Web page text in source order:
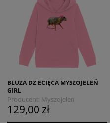
BLUZA DZIECIĘCA MYSZOJELEŃ
GIRL
Producent: Myszojeleń
129,00 zł